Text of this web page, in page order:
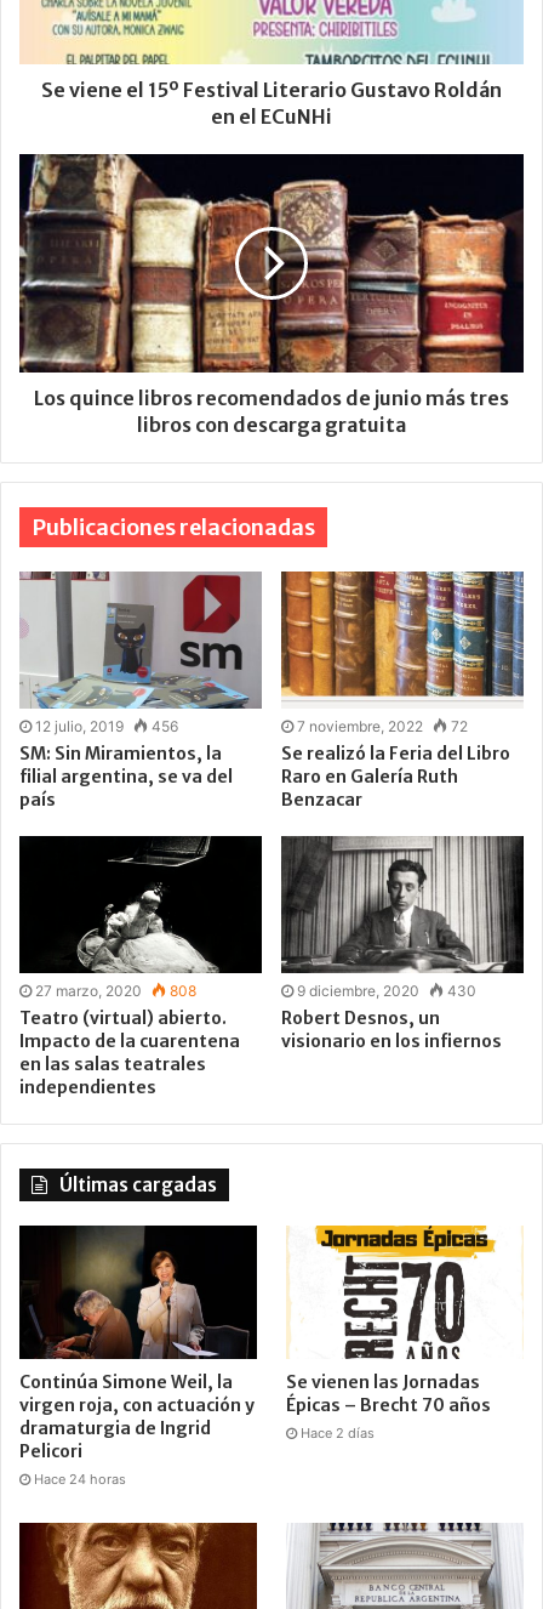
Se viene el 15º Festival Literario Gustavo Roldán
en el ECuNHi
Los quince libros recomendados de junio más tres
libros con descarga gratuita
Publicaciones relacionadas
12 julio, 2019 456
SM: Sin Miramientos, la
filial argentina, se va del
país
7 noviembre, 2022 72
Se realizó la Feria del Libro
Raro en Galería Ruth
Benzacar
27 marzo, 2020 808
Teatro (virtual) abierto.
Impacto de la cuarentena
en las salas teatrales
independientes
9 diciembre, 2020 430
Robert Desnos, un
visionario en los infiernos
Últimas cargadas
Continúa Simone Weil, la
virgen roja, con actuación y
dramaturgia de Ingrid
Pelicori
Hace 24 horas
Se vienen las Jornadas
Épicas – Brecht 70 años
Hace 2 días